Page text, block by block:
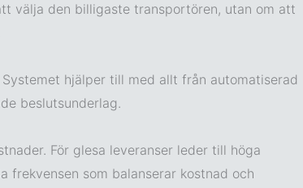
välja den billigaste transportören, utan om att
hjälper till med allt från automatiserad
beslutsunderlag.
För glesa leveranser leder till höga
som balanserar kostnad och